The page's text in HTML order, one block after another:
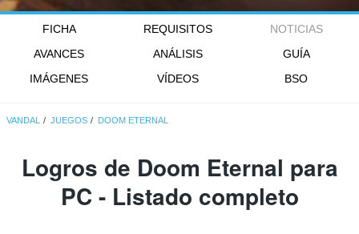
FICHA REQUISITOS
NOTICIAS
AVANCES
ANÁLISIS
GUÍA
IMÁGENES
VÍDEOS BSO
VANDAL JUEGOS DOOM ETERNAL
Logros de Doom Eternal para
PC - Listado completo